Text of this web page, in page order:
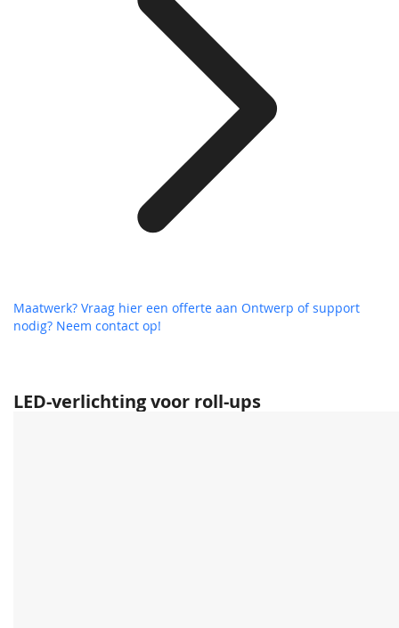
LED-verlichting voor roll-ups
Maatwerk? Vraag hier een offerte aan Ontwerp of support
nodig? Neem contact op!